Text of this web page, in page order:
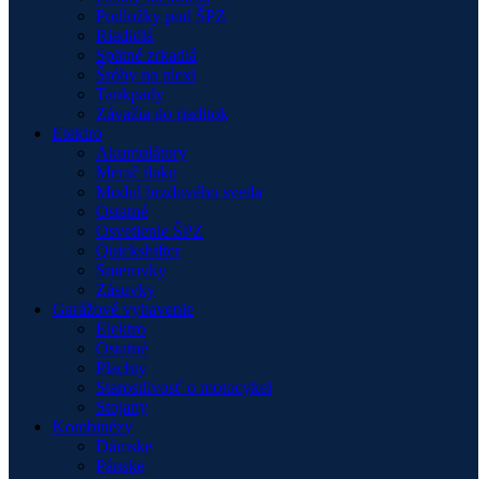
Podložky pod ŠPZ
Riadidlá
Spätné zrkadlá
Šróby na plexi
Tankpady
Závažia do riaditok
Elektro
Akumulátory
Merač tlaku
Modul brzdového svetla
Ostatné
Osvetlenie ŠPZ
Quickshifter
Smerovky
Zásuvky
Garážové vybavenie
Elektro
Ostatné
Plachty
Starostlivosť o motocykel
Stojany
Kombinézy
Dámske
Pánske